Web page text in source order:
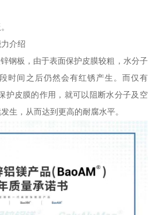
介绍
钢板，由于表面保护皮膜较粗，水分子
时间之后仍然会有红锈产生。而仅有
护皮膜的作用，就可以阻断水分子及空
生，从而达到更高的耐腐水平。